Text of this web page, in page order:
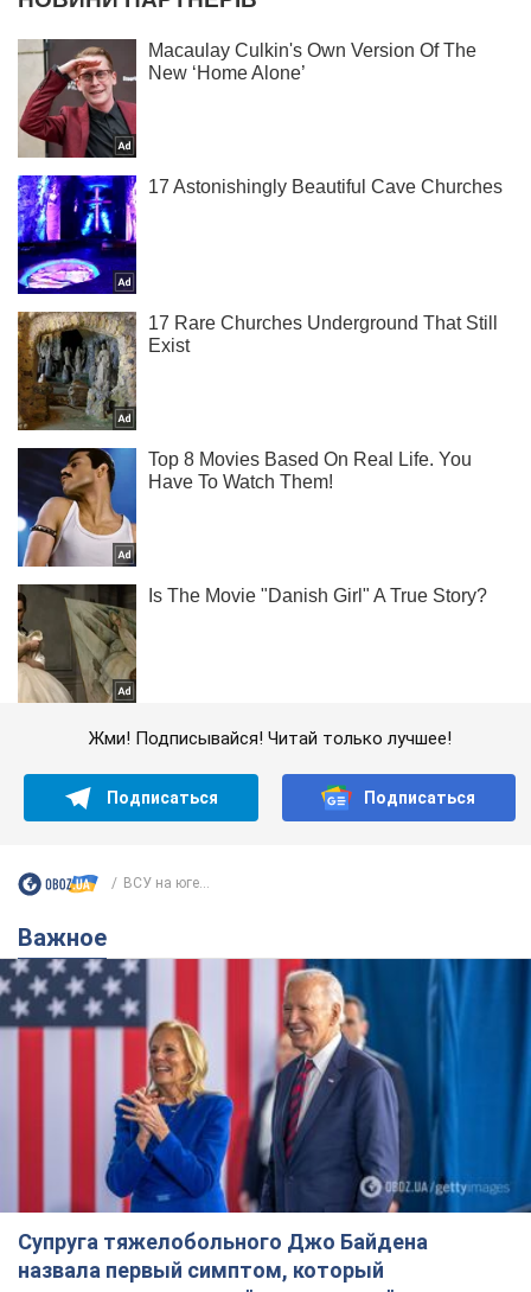
Жми! Подписывайся! Читай только лучшее!
Подписаться Подписаться
ВСУ на юге...
Важное
Супруга тяжелобольного Джо Байдена
назвала первый симптом, который